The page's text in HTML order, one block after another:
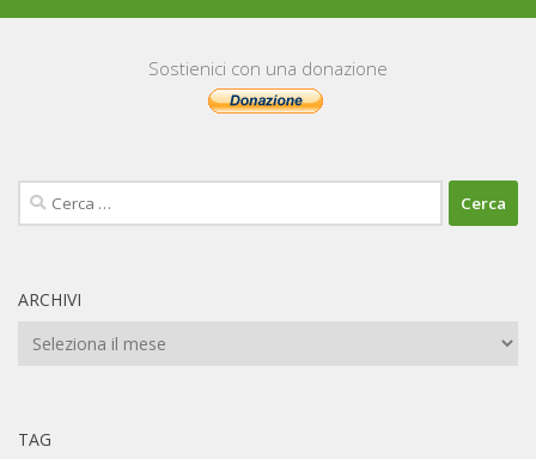
Sostienici con una donazione
Ricerca
per:
ARCHIVI
Archivi
TAG